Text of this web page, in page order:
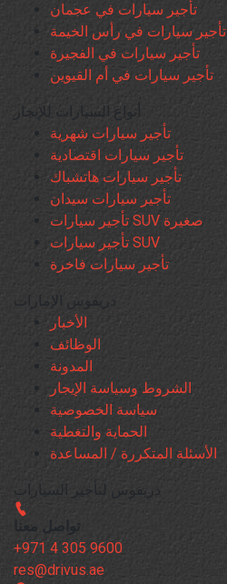
تأجير سيارات في عجمان
تأجير سيارات في رأس الخيمة
تأجير سيارات في الفجيرة
تأجير سيارات في أم القيوين
أنواع السيارات للإيجار
تأجير سيارات شهرية
تأجير سيارات اقتصادية
تأجير سيارات هاتشباك
تأجير سيارات سيدان
تأجير سيارات SUV صغيرة
تأجير سيارات SUV
تأجير سيارات فاخرة
دريفوس الإمارات
الأخبار
الوظائف
المدونة
الشروط وسياسة الإيجار
سياسة الخصوصية
الحماية والتغطية
الأسئلة المتكررة / المساعدة
دريفوس لتأجير السيارات
تواصل معنا
+971 4 305 9600
res@drivus.ae